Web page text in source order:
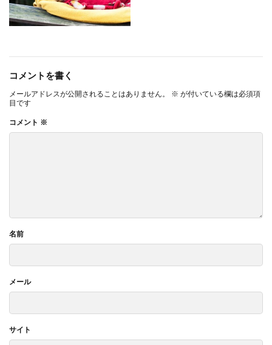
コメントを書く
メールアドレスが公開されることはありません。 ※ が付いている欄は必須項
目です
コメント ※
名前
メール
サイト